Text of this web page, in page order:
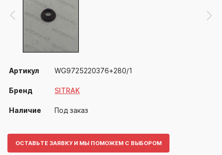
Артикул WG9725220376+280/1
Бренд SITRAK
Наличие Под заказ
ОСТАВЬТЕ ЗАЯВКУ И МЫ ПОМОЖЕМ С ВЫБОРОМ